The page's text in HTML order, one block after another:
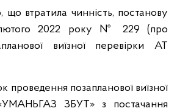
що втратила чинність, постанову
2022 року № 229 (про
виїзної перевірки АТ
проведення позапланової виїзної
ЗБУТ» з постачання